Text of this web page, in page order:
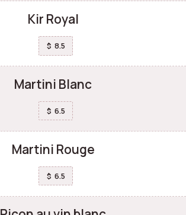
Kir Royal
$ 8.5
Martini Blanc
$ 6.5
Martini Rouge
$ 6.5